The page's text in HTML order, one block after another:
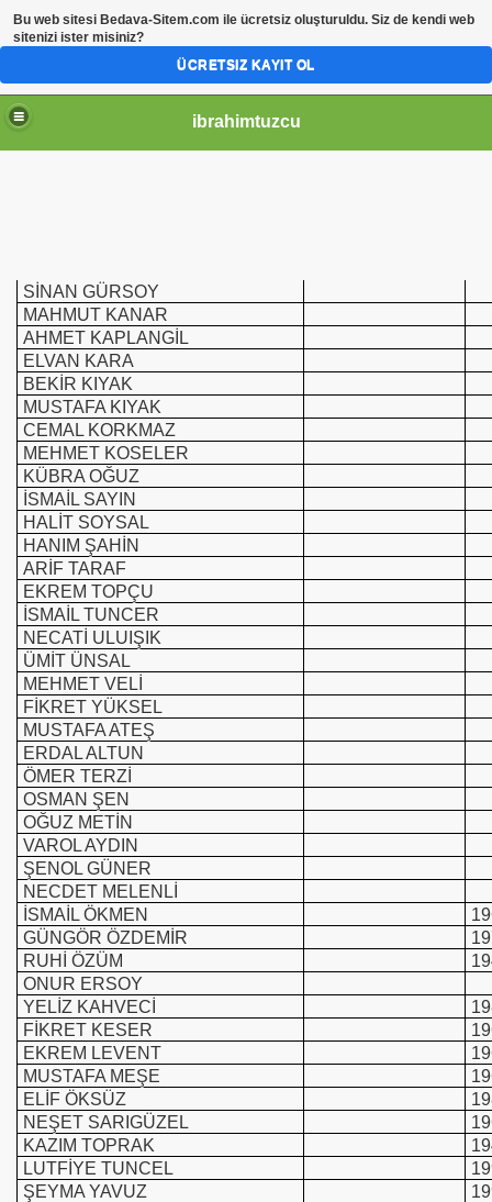
ibrahimtuzcu
SİNAN GÜRSOY
MAHMUT KANAR
AHMET KAPLANGİL
ELVAN KARA
BEKİR KIYAK
MUSTAFA KIYAK
CEMAL KORKMAZ
MEHMET KOSELER
KÜBRA OĞUZ
İSMAİL SAYIN
HALİT SOYSAL
HANIM ŞAHİN
ARİF TARAF
EKREM TOPÇU
İSMAİL TUNCER
NECATİ ULUIŞIK
ÜMİT ÜNSAL
MEHMET VELİ
FİKRET YÜKSEL
MUSTAFA ATEŞ
ERDAL ALTUN
ÖMER TERZİ
OSMAN ŞEN
OĞUZ METİN
VAROL AYDIN
ŞENOL GÜNER
NECDET MELENLİ
İSMAİL ÖKMEN
GÜNGÖR ÖZDEMİR
RUHİ ÖZÜM
ONUR ERSOY
YELİZ KAHVECİ
FİKRET KESER
EKREM LEVENT
MUSTAFA MEŞE
ELİF ÖKSÜZ
NEŞET SARIGÜZEL
KAZIM TOPRAK
LUTFİYE TUNCEL
ŞEYMA YAVUZ
Bu web sitesi Bedava-Sitem.com ile ücretsiz oluşturuldu. Siz de kendi web
sitenizi ister misiniz?
ÜCRETSIZ KAYIT OL